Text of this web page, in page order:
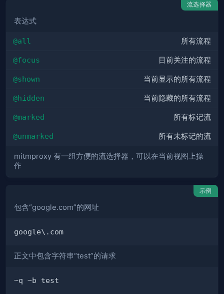
流选择器
表达式
@all 所有流程
@focus 目前关注的流程
@shown 当前显示的所有流程
@hidden 当前隐藏的所有流程
@marked 所有标记流
@unmarked 所有未标记的流
mitmproxy 有一组方便的流选择器，可以在当前视图上操
作
示例
包含“google.com”的网址
正文中包含字符串“test”的请求